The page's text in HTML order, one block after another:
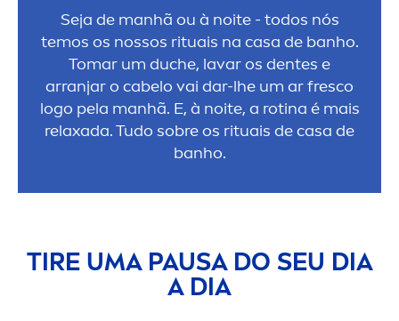
Seja de manhã ou à noite - todos nós
temos os nossos rituais na casa de banho.
Tomar um duche, lavar os dentes e
arranjar o cabelo vai dar-lhe um ar fresco
logo pela manhã. E, à noite, a rotina é mais
relaxada. Tudo sobre os rituais de casa de
banho.
TIRE UMA PAUSA DO SEU DIA
A DIA